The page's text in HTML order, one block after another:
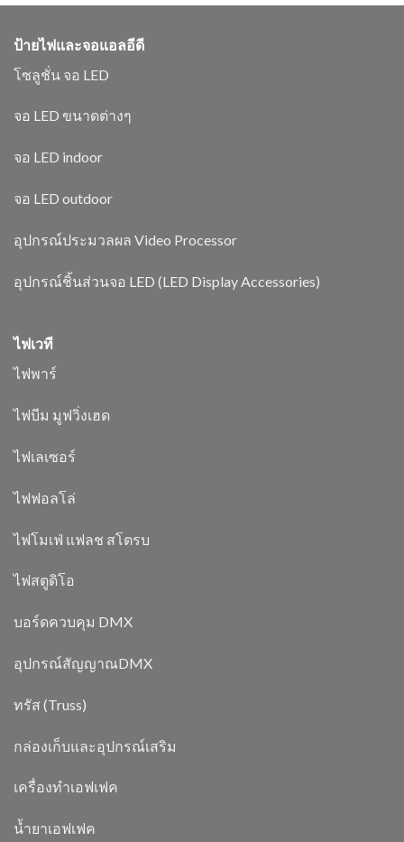
ป้ายไฟและจอแอลอีดี
โซลูชั่น จอ LED
จอ LED ขนาดต่างๆ
จอ LED indoor
จอ LED outdoor
อุปกรณ์ประมวลผล Video Processor
อุปกรณ์ชิ้นส่วนจอ LED (LED Display Accessories)
ไฟเวที
ไฟพาร์
ไฟบีม มูฟวิ่งเฮด
ไฟเลเซอร์
ไฟฟอลโล่
ไฟโมเฟ่ แฟลช สโตรบ
ไฟสตูดิโอ
บอร์ดควบคุม DMX
อุปกรณ์สัญญาณDMX
ทรัส (Truss)
กล่องเก็บและอุปกรณ์เสริม
เครื่องทำเอฟเฟค
น้ำยาเอฟเฟค